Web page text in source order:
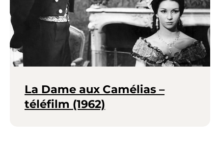
La Dame aux Camélias –
téléfilm (1962)